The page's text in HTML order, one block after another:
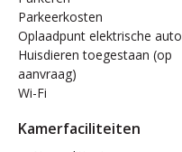
Parkeerkosten
Oplaadpunt elektrische auto
Huisdieren toegestaan (op
aanvraag)
Wi-Fi
Kamerfaciliteiten